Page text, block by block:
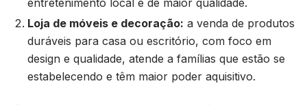
entretenimento local e de maior qualidade.
Loja de móveis e decoração: a venda de produtos
duráveis para casa ou escritório, com foco em
design e qualidade, atende a famílias que estão se
estabelecendo e têm maior poder aquisitivo.